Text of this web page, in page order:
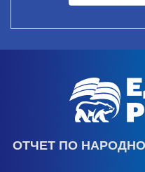
ОТЧЕТ ПО